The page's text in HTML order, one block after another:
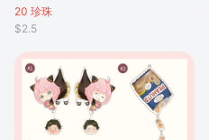
20 珍珠
$2.5